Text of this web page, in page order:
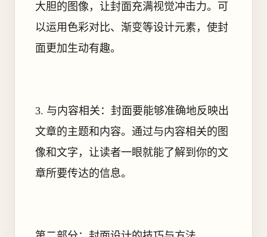
大胆的图像，让封面充满视觉冲击力。可
以运用色彩对比、渐变等设计元素，使封
面更加生动有趣。
3. 与内容相关：封面要能够准确地反映出
文章的主题和内容。通过与内容相关的图
像和文字，让读者一眼就能了解到你的文
章所要传达的信息。